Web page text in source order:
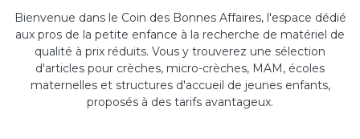
Bienvenue dans le Coin des Bonnes Affaires, l'espace dédié
aux pros de la petite enfance à la recherche de matériel de
qualité à prix réduits. Vous y trouverez une sélection
d'articles pour crèches, micro-crèches, MAM, écoles
maternelles et structures d'accueil de jeunes enfants,
proposés à des tarifs avantageux.